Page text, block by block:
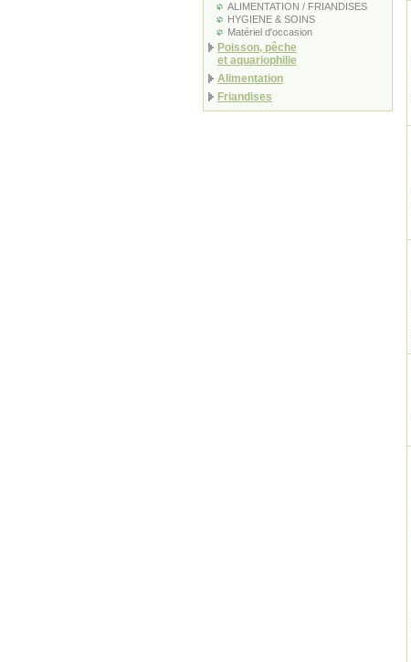
ALIMENTATION / FRIANDISES
HYGIENE & SOINS
Matériel d'occasion
Poisson, pêche
et aquariophilie
Alimentation
Friandises